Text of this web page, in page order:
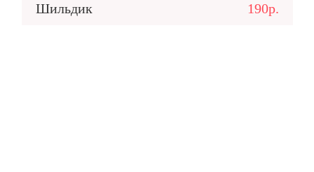
Шильдик 190р.